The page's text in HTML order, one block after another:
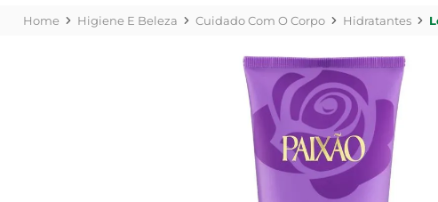
Higiene E Beleza Cuidado Com O Corpo Hidratantes